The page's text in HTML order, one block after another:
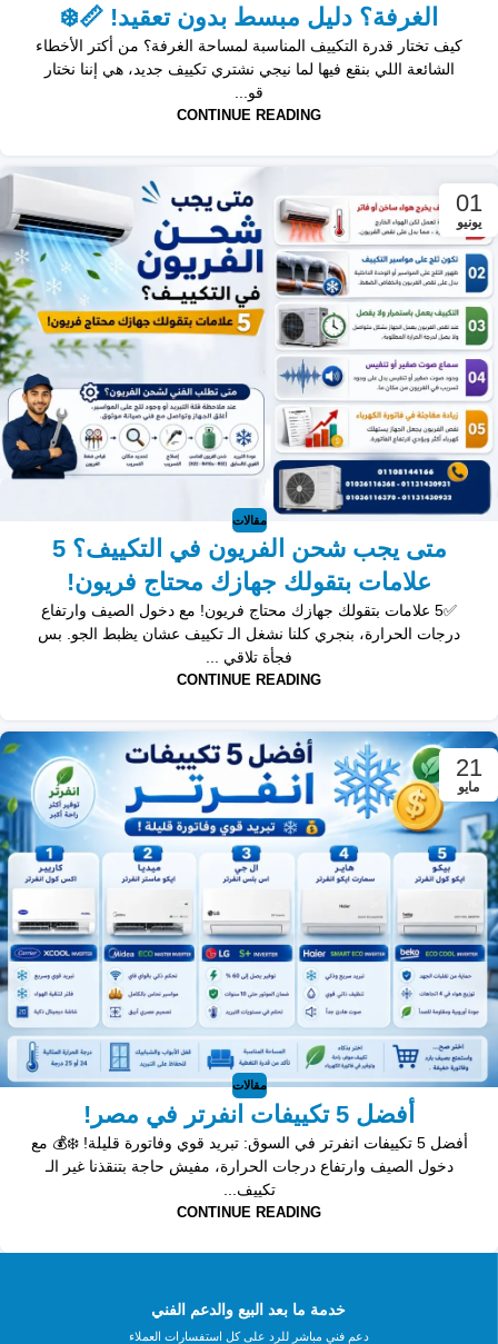
الغرفة؟ دليل مبسط بدون تعقيد! 📏❄️
كيف تختار قدرة التكييف المناسبة لمساحة الغرفة؟ من أكتر الأخطاء
الشائعة اللي بنقع فيها لما نيجي نشتري تكييف جديد، هي إننا نختار
قو...
CONTINUE READING
01
يونيو
مقالات
متى يجب شحن الفريون في التكييف؟ 5
علامات بتقولك جهازك محتاج فريون!
✅5 علامات بتقولك جهازك محتاج فريون! مع دخول الصيف وارتفاع
درجات الحرارة، بنجري كلنا نشغل الـ تكييف عشان يظبط الجو. بس
فجأة تلاقي ...
CONTINUE READING
21
مايو
مقالات
أفضل 5 تكييفات انفرتر في مصر!
أفضل 5 تكييفات انفرتر في السوق: تبريد قوي وفاتورة قليلة! ❄️💰 مع
دخول الصيف وارتفاع درجات الحرارة، مفيش حاجة بتنقذنا غير الـ
تكييف...
CONTINUE READING
خدمة ما بعد البيع والدعم الفني
دعم فني مباشر للرد على كل استفسارات العملاء